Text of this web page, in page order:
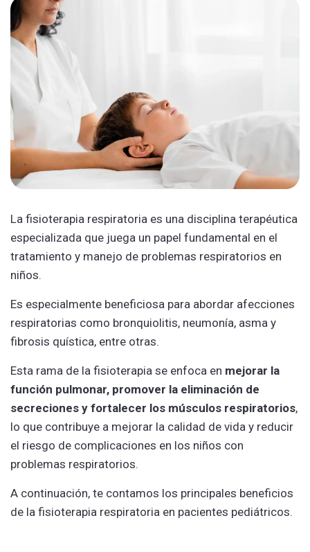
La fisioterapia respiratoria es una disciplina terapéutica
especializada que juega un papel fundamental en el
tratamiento y manejo de problemas respiratorios en
niños.
Es especialmente beneficiosa para abordar afecciones
respiratorias como bronquiolitis, neumonía, asma y
fibrosis quística, entre otras.
Esta rama de la fisioterapia se enfoca en mejorar la
función pulmonar, promover la eliminación de
secreciones y fortalecer los músculos respiratorios,
lo que contribuye a mejorar la calidad de vida y reducir
el riesgo de complicaciones en los niños con
problemas respiratorios.
A continuación, te contamos los principales beneficios
de la fisioterapia respiratoria en pacientes pediátricos.